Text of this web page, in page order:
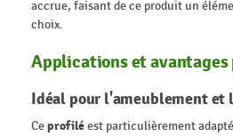
accrue, faisant de ce produit un
choix.
Applications et
Idéal pour l'ameublement et
Ceprofiléest particulièrement